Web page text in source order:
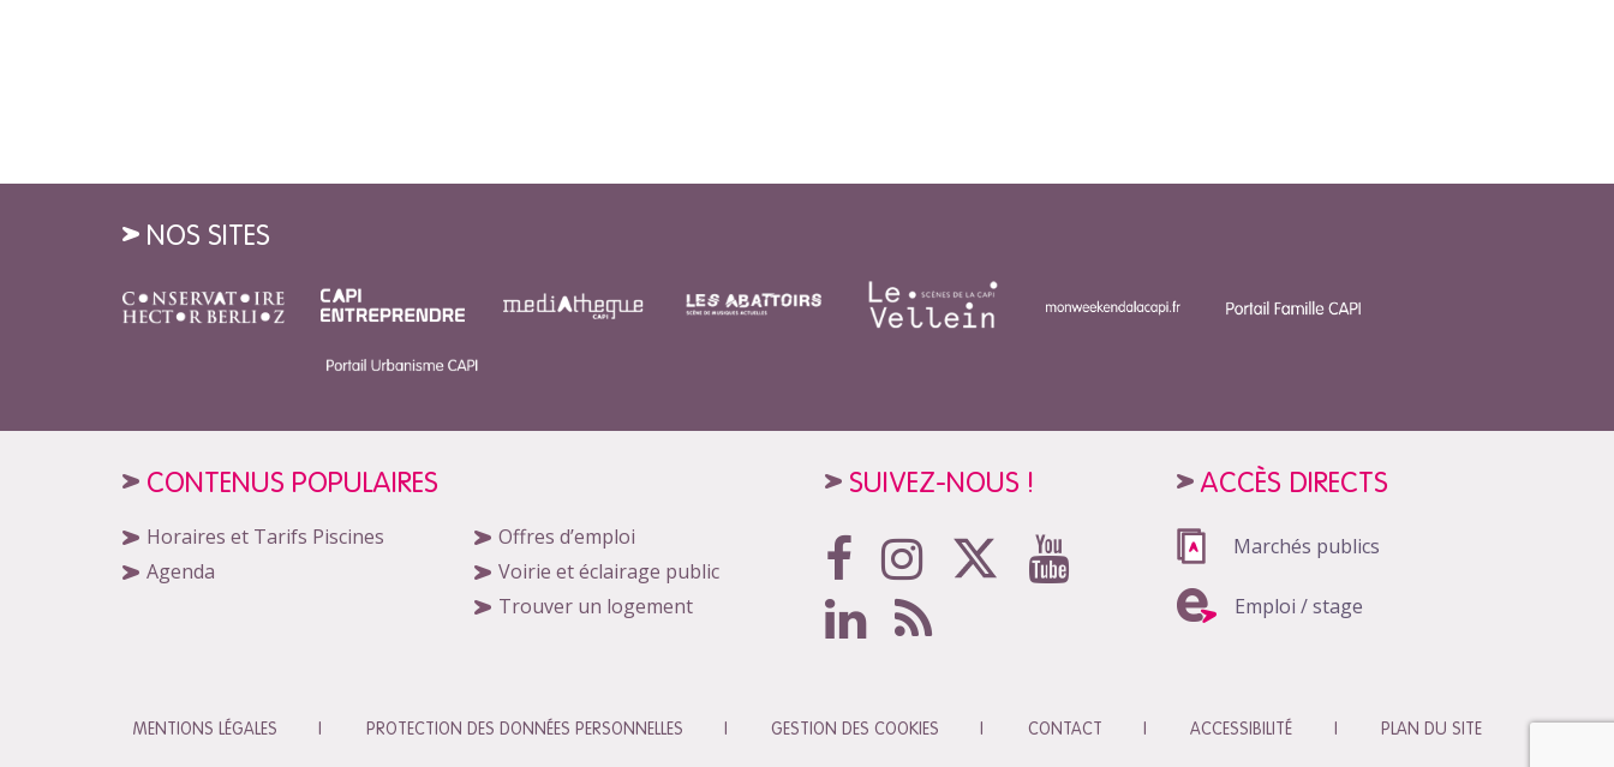
NOS SITES
CONTENUS POPULAIRES
Horaires et Tarifs Piscines
Agenda
Offres d’emploi
Voirie et éclairage public
Trouver un logement
SUIVEZ-NOUS ! ACCÈS DIRECTS
Marchés publics
Emploi / stage
MENTIONS LÉGALES PROTECTION DES DONNÉES PERSONNELLES GESTION DES COOKIES CONTACT ACCESSIBILITÉ PLAN DU SITE